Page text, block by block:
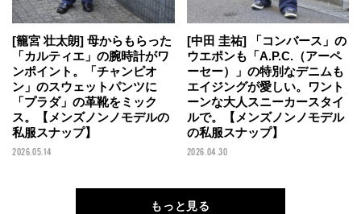
[籠宮 壮太朗] 母からもらった
「カルティエ」の腕時計がワ
ンポイント。「チャンピオ
ン」のスウェットパンツに
「プラダ」の革靴をミック
ス。【メンズノンノモデルの
私服スナップ】
2026.05.14
[中田 圭祐] 「コンバース」の
ウエポンも「A.P.C.（アーペ
ーセー）」の特別なデニムも
エイジングが愛しい。ワント
ーンな大人スニーカースタイ
ルで。【メンズノンノモデル
の私服スナップ】
2026.04.30
もっと見る